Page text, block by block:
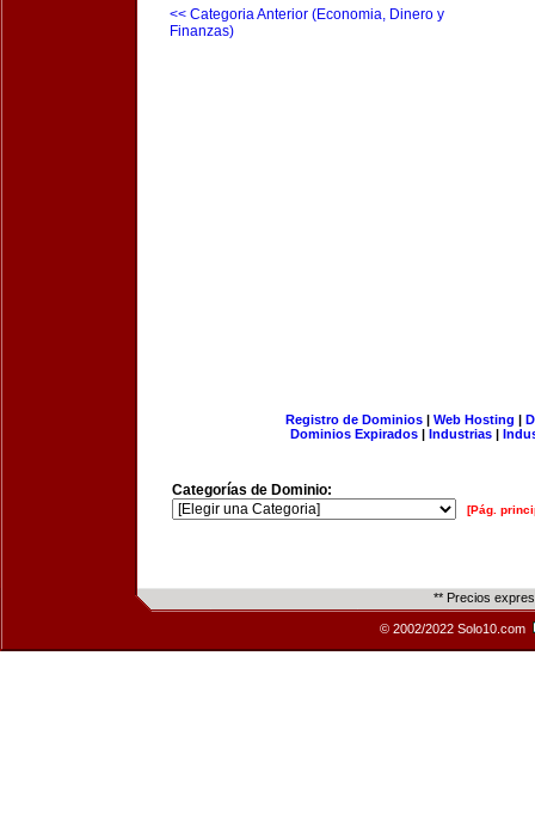
<< Categoria Anterior (Economia, Dinero y
Finanzas)
Registro de Dominios| Web Hosting |
Dominios Expirados | Industrias |
Categorías de Dominio:
[Pág.
** Precios
© 2002/2022 Solo10.com